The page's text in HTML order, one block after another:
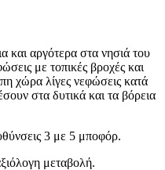
και αργότερα στα νησιά του
με τοπικές βροχές και
χώρα λίγες νεφώσεις κατά
στα δυτικά και τα βόρεια
3 με 5 μποφόρ.
μεταβολή.